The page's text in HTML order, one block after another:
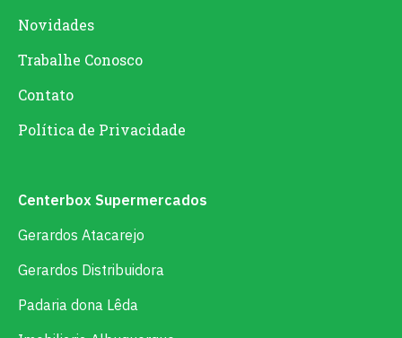
Novidades
Trabalhe Conosco
Contato
Política de Privacidade
Centerbox Supermercados
Gerardos Atacarejo
Gerardos Distribuidora
Padaria dona Lêda